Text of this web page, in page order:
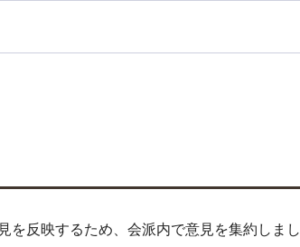
を反映するため、会派内で意見を集約しまし